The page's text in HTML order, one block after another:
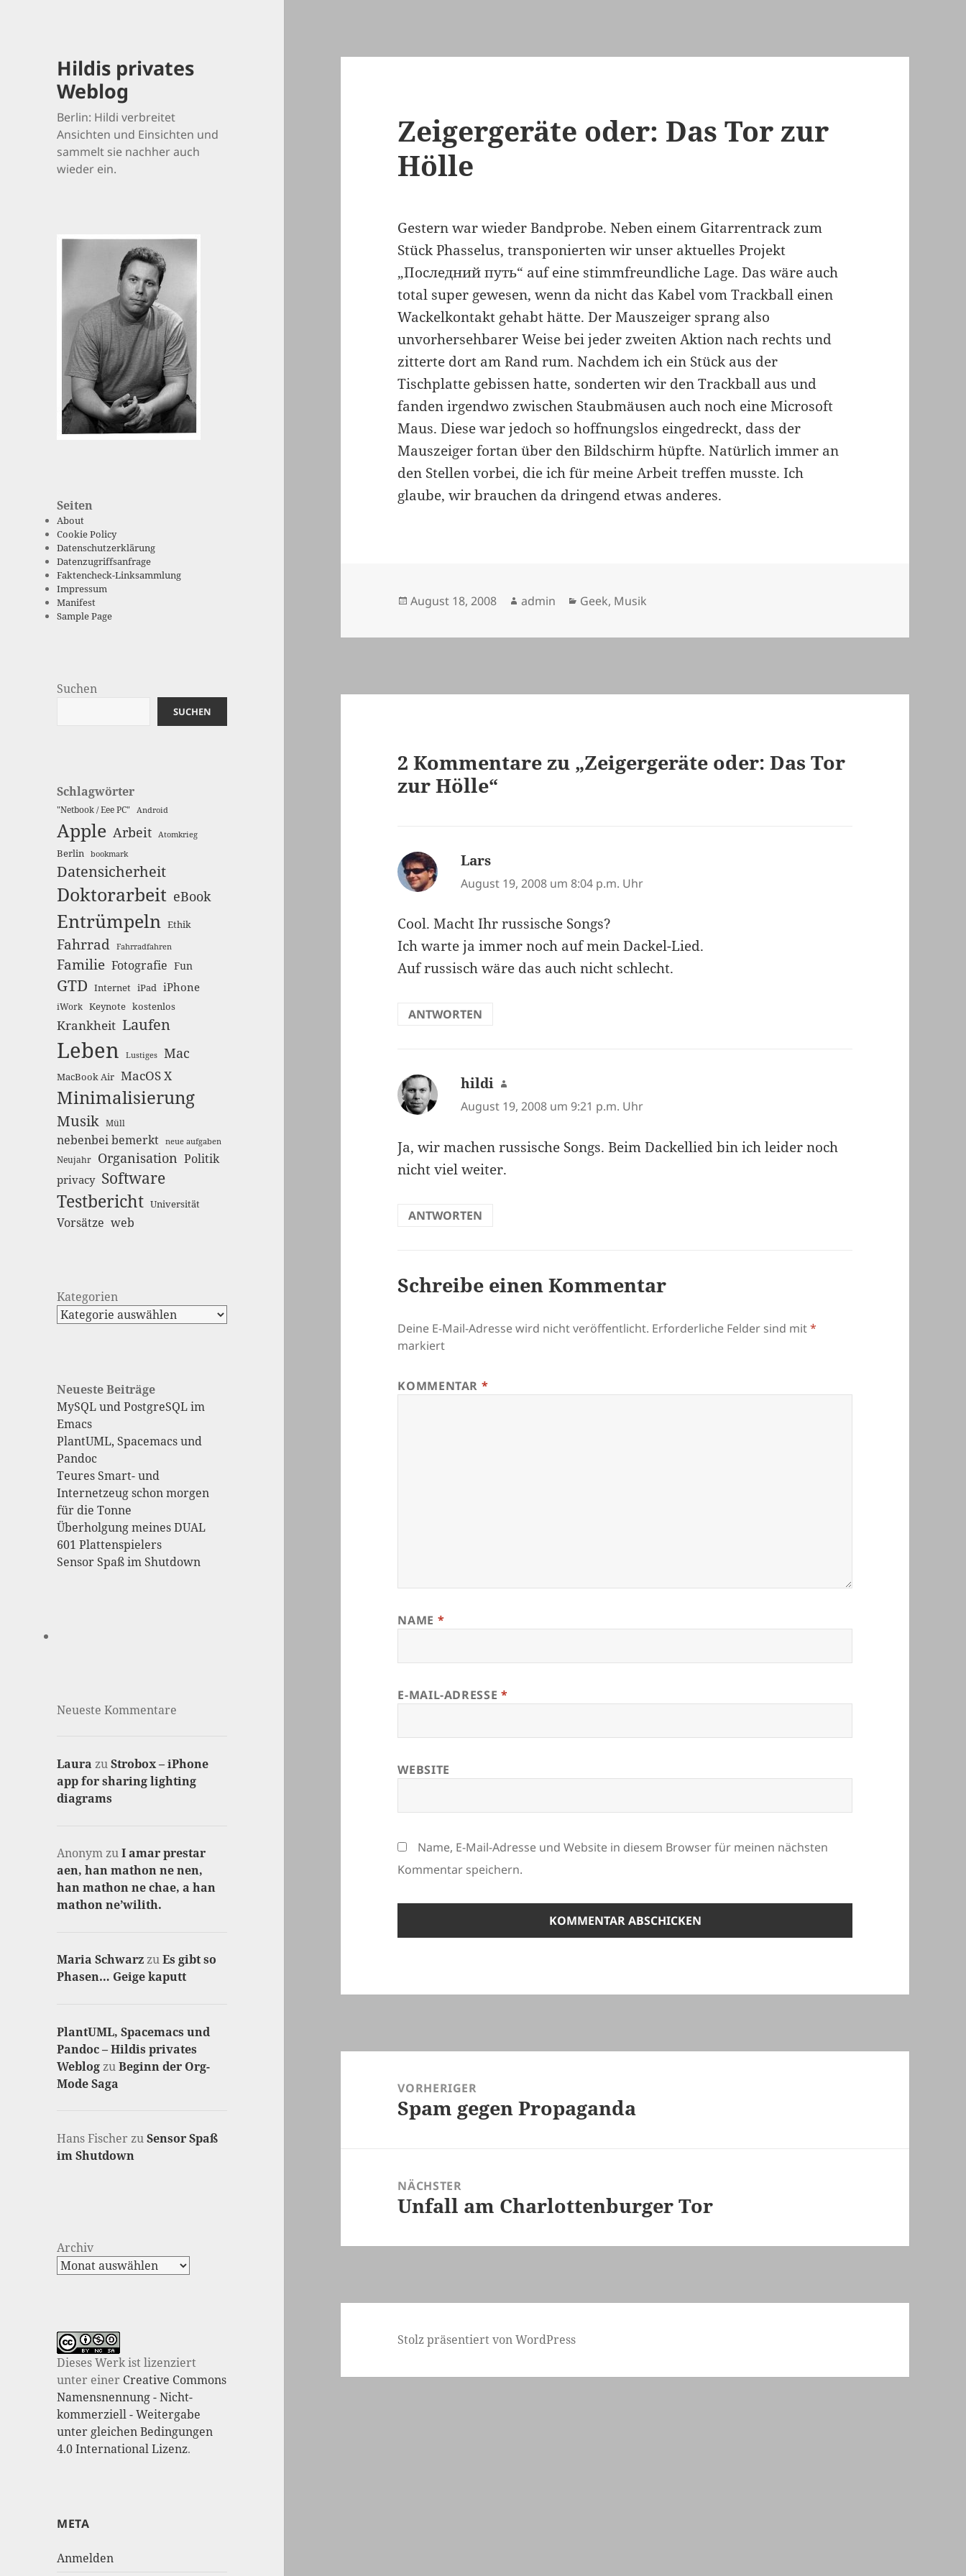
Hildis privates
Weblog
Berlin: Hildi verbreitet
Ansichten und Einsichten und
sammelt sie nachher auch
wieder ein.
Seiten
About
Cookie Policy
Datenschutzerklärung
Datenzugriffsanfrage
Faktencheck-Linksammlung
Impressum
Manifest
Sample Page
Suchen
SUCHEN
Schlagwörter
"Netbook / Eee PC" Android
Apple Arbeit Atomkrieg
Berlin bookmark
Datensicherheit
Doktorarbeit eBook
Entrümpeln Ethik
Fahrrad Fahrradfahren
Familie Fotografie Fun
GTD Internet iPad iPhone
iWork Keynote kostenlos
Krankheit Laufen
Leben Lustiges Mac
MacBook Air MacOS X
Minimalisierung
Musik Müll
nebenbei bemerkt neue aufgaben
Neujahr Organisation Politik
privacy Software
Testbericht Universität
Vorsätze web
Kategorien
Neueste Beiträge
MySQL und PostgreSQL im
Emacs
PlantUML, Spacemacs und
Pandoc
Teures Smart- und
Internetzeug schon morgen
für die Tonne
Überholgung meines DUAL
601 Plattenspielers
Sensor Spaß im Shutdown
Neueste Kommentare
Laura zuStrobox – iPhone
app for sharing lighting
diagrams
AnonymzuI amar prestar
aen, han mathon ne nen,
han mathon ne chae, a han
mathon ne’wilith.
Maria SchwarzzuEs gibt so
Phasen… Geige kaputt
PlantUML, Spacemacs und
Pandoc – Hildis privates
WeblogzuBeginn der Org-
Mode Saga
Hans Fischer zuSensor Spaß
im Shutdown
Archiv
Dieses Werk ist lizenziert
unter einer Creative Commons
Namensnennung - Nicht-
kommerziell - Weitergabe
unter gleichen Bedingungen
4.0 International Lizenz.
META
Anmelden
Zeigergeräte oder: Das Tor zur
Hölle
Gestern war wieder Bandprobe. Neben einem Gitarrentrack zum
Stück Phasselus, transponierten wir unser aktuelles Projekt
„Последний путь“ auf eine stimmfreundliche Lage. Das wäre auch
total super gewesen, wenn da nicht das Kabel vom Trackball einen
Wackelkontakt gehabt hätte. Der Mauszeiger sprang also
unvorhersehbarer Weise bei jeder zweiten Aktion nach rechts und
zitterte dort am Rand rum. Nachdem ich ein Stück aus der
Tischplatte gebissen hatte, sonderten wir den Trackball aus und
fanden irgendwo zwischen Staubmäusen auch noch eine Microsoft
Maus. Diese war jedoch so hoffnungslos eingedreckt, dass der
Mauszeiger fortan über den Bildschirm hüpfte. Natürlich immer an
den Stellen vorbei, die ich für meine Arbeit treffen musste. Ich
glaube, wir brauchen da dringend etwas anderes.
Veröffentlicht
August 18, 2008 Autor
admin Kategorien
Geek, Musik
2 Kommentare zu „Zeigergeräte oder: Das Tor
zur Hölle“
Lars
August 19, 2008 um 8:04 p.m. Uhr
Cool. Macht Ihr russische Songs?
Ich warte ja immer noch auf mein Dackel-Lied.
Auf russisch wäre das auch nicht schlecht.
ANTWORTEN
hildi sagt:
August 19, 2008 um 9:21 p.m. Uhr
Ja, wir machen russische Songs. Beim Dackellied bin ich leider noch
nicht viel weiter.
ANTWORTEN
Schreibe einen Kommentar
Deine E-Mail-Adresse wird nicht veröffentlicht. Erforderliche Felder sind mit*
markiert
KOMMENTAR *
NAME *
E-MAIL-ADRESSE *
WEBSITE
Name, E-Mail-Adresse und Website in diesem Browser für meinen nächsten
Kommentar speichern.
VORHERIGER
Vorheriger
Spam gegen Propaganda
NÄCHSTER
Nächster
Unfall am Charlottenburger Tor
Stolz präsentiert von WordPress